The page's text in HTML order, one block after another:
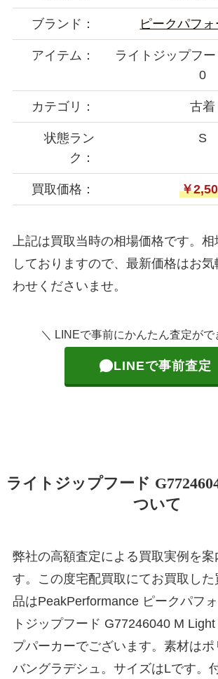
ブランド： ピークパフ
アイテム：
ライトジップフ
0
カテゴリ： 古着
状態ラン
ク：
S
買取価格： ￥
上記は買取当時の相場価格です。相
しておりますので、最新価格はお
わせくださいませ。
＼ LINEで事前にかんたん査定がで
LINEで事前査定
ライトジップフード
ついて
弊社の高額査定による買取実例を案
す。この度宅配買取にてお買取した
品はPeakPerformance ピークパフ
トジップフード G77246040 M
プパーカーでございます。素材は
バングラデシュ。サイズはLです。